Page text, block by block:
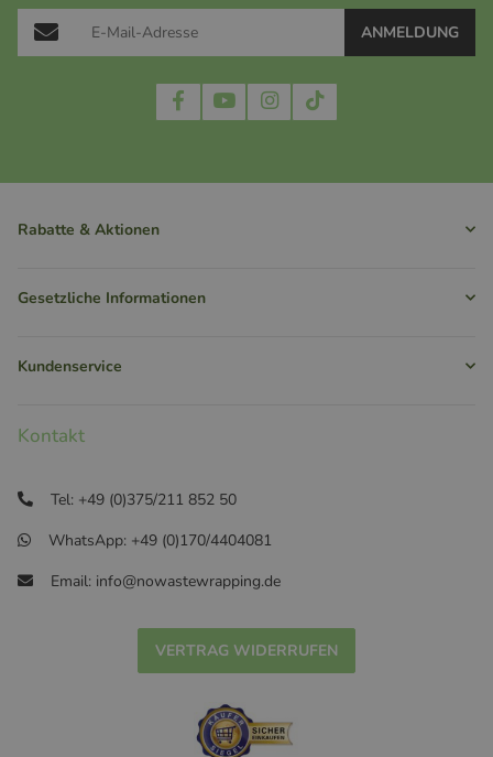
ANMELDUNG
Rabatte & Aktionen
Gesetzliche Informationen
Kundenservice
Kontakt
Tel: +49 (0)375/211 852 50
WhatsApp: +49 (0)170/4404081
Email: info@nowastewrapping.de
VERTRAG WIDERRUFEN